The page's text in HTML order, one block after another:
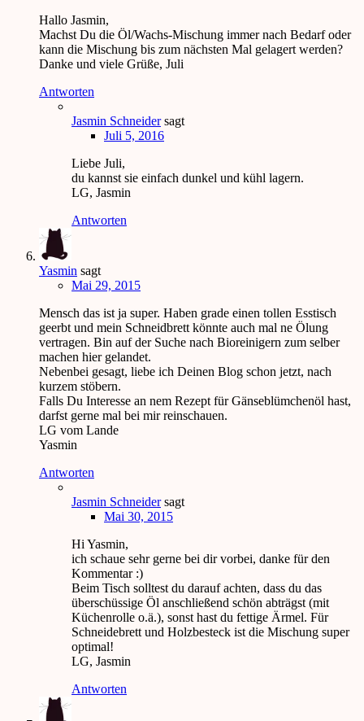
Hallo Jasmin,
Machst Du die Öl/Wachs-Mischung immer nach Bedarf oder
kann die Mischung bis zum nächsten Mal gelagert werden?
Danke und viele Grüße, Juli
Antworten
Jasmin Schneider sagt
Juli 5, 2016
Liebe Juli,
du kannst sie einfach dunkel und kühl lagern.
LG, Jasmin
Antworten
Yasmin sagt
Mai 29, 2015
Mensch das ist ja super. Haben grade einen tollen Esstisch
geerbt und mein Schneidbrett könnte auch mal ne Ölung
vertragen. Bin auf der Suche nach Bioreinigern zum selber
machen hier gelandet.
Nebenbei gesagt, liebe ich Deinen Blog schon jetzt, nach
kurzem stöbern.
Falls Du Interesse an nem Rezept für Gänseblümchenöl hast,
darfst gerne mal bei mir reinschauen.
LG vom Lande
Yasmin
Antworten
Jasmin Schneider sagt
Mai 30, 2015
Hi Yasmin,
ich schaue sehr gerne bei dir vorbei, danke für den
Kommentar :)
Beim Tisch solltest du darauf achten, dass du das
überschüssige Öl anschließend schön abträgst (mit
Küchenrolle o.ä.), sonst hast du fettige Ärmel. Für
Schneidebrett und Holzbesteck ist die Mischung super
optimal!
LG, Jasmin
Antworten